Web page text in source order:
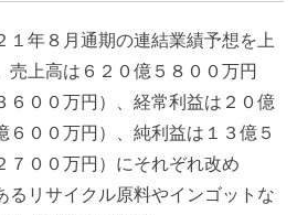
年８月通期の連結業績予想を上
売上高は６２０億５８００万円
６００万円）、経常利益は２０億
６００万円）、純利益は１３億５
７００万円）にそれぞれ改め
リサイクル原料やインゴットな